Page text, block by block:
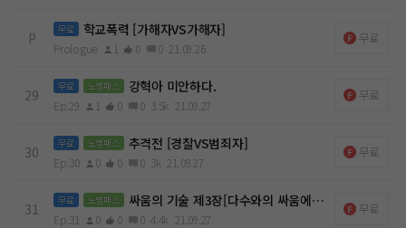
P
무료 학교폭력 [가해자VS가해자]
Prologue 1 0 0 21.09.26
무료
29
무료 노벨패스 강혁아 미안하다.
Ep.29 1 0 0 3.5k 21.09.27
무료
30
무료 노벨패스 추격전 [경찰VS범죄자]
Ep.30 0 0 0 3k 21.09.27
무료
31
무료 노벨패스 싸움의 기술 제3장[다수와의 싸움에서 살아남는법]
Ep.31 0 0 0 4.4k 21.09.27
무료